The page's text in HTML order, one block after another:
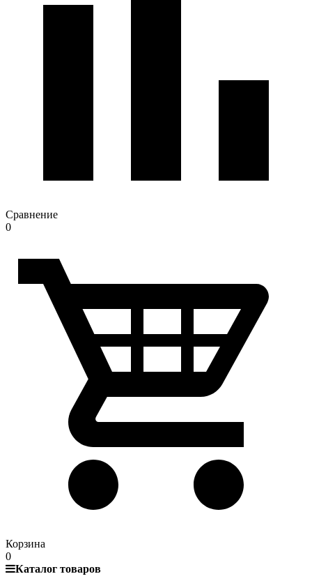
Сравнение
0
Корзина
0
Каталог товаров